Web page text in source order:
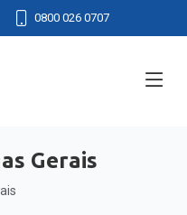
0800 026 0707
Gerais